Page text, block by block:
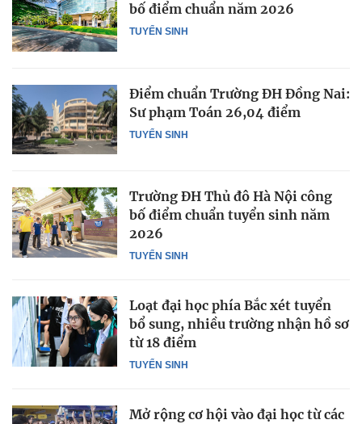
TUYỂN SINH
bố điểm chuẩn năm 2026
TUYỂN SINH
Điểm chuẩn Trường ĐH Đồng Nai:
Sư phạm Toán 26,04 điểm
TUYỂN SINH
Trường ĐH Thủ đô Hà Nội công
bố điểm chuẩn tuyển sinh năm
2026
TUYỂN SINH
Loạt đại học phía Bắc xét tuyển
bổ sung, nhiều trường nhận hồ sơ
từ 18 điểm
Mở rộng cơ hội vào đại học từ các